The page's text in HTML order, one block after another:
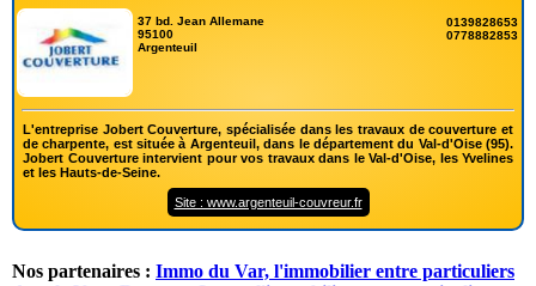
37 bd. Jean Allemane
95100
Argenteuil
0139828653
0778882853
L'entreprise Jobert Couverture, spécialisée dans les travaux de couverture et
de charpente, est située à Argenteuil, dans le département du Val-d'Oise (95).
Jobert Couverture intervient pour vos travaux dans le Val-d'Oise, les Yvelines
et les Hauts-de-Seine.
Site : www.argenteuil-couvreur.fr
Nos partenaires : Immo du Var, l'immobilier entre particuliers